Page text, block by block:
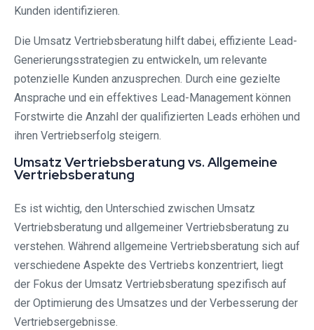
Kunden identifizieren.
Die Umsatz Vertriebsberatung hilft dabei, effiziente Lead-
Generierungsstrategien zu entwickeln, um relevante
potenzielle Kunden anzusprechen. Durch eine gezielte
Ansprache und ein effektives Lead-Management können
Forstwirte die Anzahl der qualifizierten Leads erhöhen und
ihren Vertriebserfolg steigern.
Umsatz Vertriebsberatung vs. Allgemeine
Vertriebsberatung
Es ist wichtig, den Unterschied zwischen Umsatz
Vertriebsberatung und allgemeiner Vertriebsberatung zu
verstehen. Während allgemeine Vertriebsberatung sich auf
verschiedene Aspekte des Vertriebs konzentriert, liegt
der Fokus der Umsatz Vertriebsberatung spezifisch auf
der Optimierung des Umsatzes und der Verbesserung der
Vertriebsergebnisse.